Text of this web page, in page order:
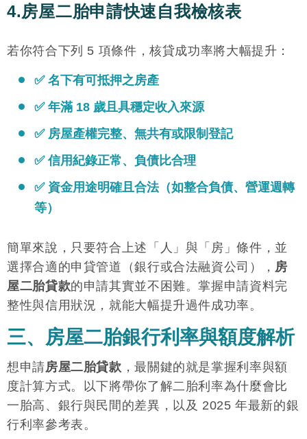
4.房屋二胎申請快速自我檢核表
若你符合下列 5 項條件，核貸成功率將大幅提升：
✅ 名下有可抵押之房產
✅ 年滿 18 歲且具穩定收入來源
✅ 房屋產權完整、無共有或限制登記
✅ 信用紀錄正常、負債比合理
✅ 資金用途明確且合法（如整合負債、營運週轉
等）
簡單來說，只要符合上述「人」與「房」條件，並
選擇合適的申貸管道（銀行或合法融資公司）， 房
屋二胎貸款的申請其實並不困難。掌握申請資料完
整性與信用狀況，就能大幅提升過件成功率。
三、房屋二胎銀行利率與額度解析
想申請房屋二胎貸款 ，最關鍵的就是掌握利率與額
度計算方式。以下將帶你了解二胎利率為什麼會比
一胎高、銀行與民間的差異，以及 2025 年最新的銀
行利率參考表。